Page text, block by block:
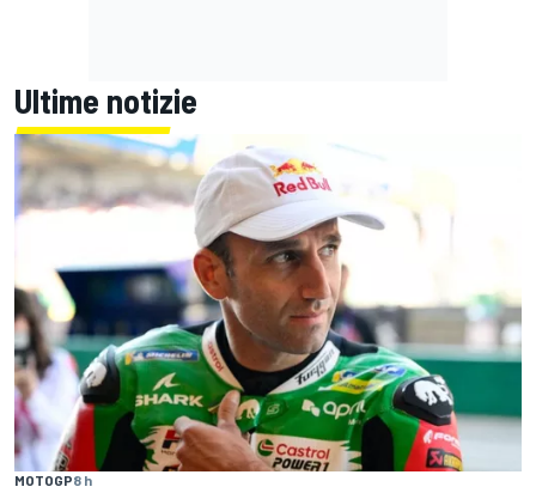
Ultime notizie
MOTOGP8 h